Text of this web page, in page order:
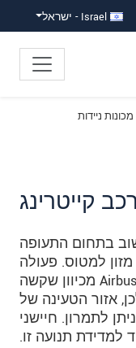
Israel - ישראל
מכונות ניידות
קייטרינג
בתחום התעופה
למטוס. פעולה
זו קשה במיוחד במטוס Airbus A380 מכיוון שקשה
אזור הטעינה של
לתמרון. חיישני
למדידת תנועה זו.